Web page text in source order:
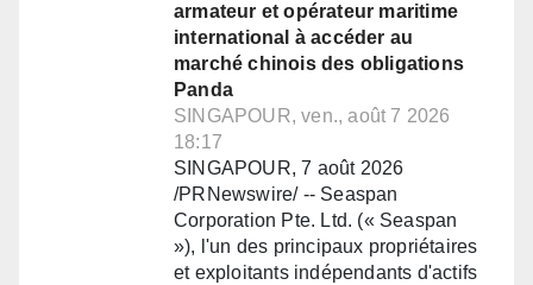
armateur et opérateur maritime
international à accéder au
marché chinois des obligations
Panda
SINGAPOUR, ven., août 7 2026
18:17
SINGAPOUR, 7 août 2026
/PRNewswire/ -- Seaspan
Corporation Pte. Ltd. (« Seaspan
»), l'un des principaux propriétaires
et exploitants indépendants d'actifs